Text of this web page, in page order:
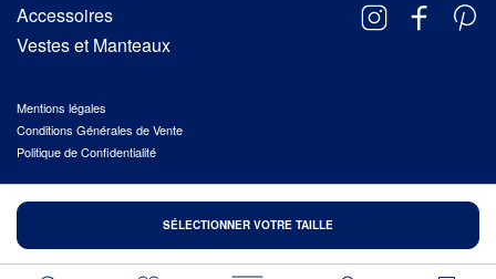
SÉLECTIONNER VOTRE TAILLE
Accessoires
Vestes et Manteaux
Mentions légales
Conditions Générales de Vente
Politique de Confidentialité
© 2026 HÉROÏNES, TOUS DROITS RÉSERVÉS
.